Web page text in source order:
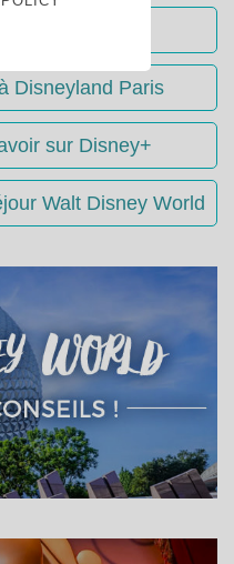
Paris
Disneyland Paris
sur Disney+
Walt Disney World